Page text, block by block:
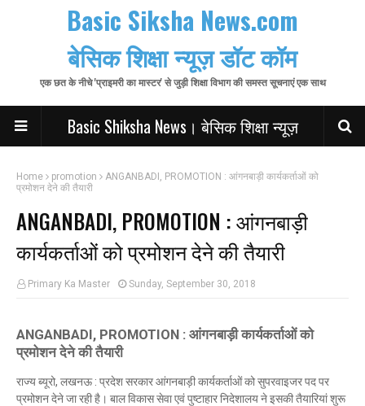
Basic Siksha News.com
बेसिक शिक्षा न्यूज़ डॉट कॉम
एक छत के नीचे 'प्राइमरी का मास्टर' से जुड़ी शिक्षा विभाग की समस्त सूचनाएं एक साथ
Basic Shiksha News। बेसिक शिक्षा न्यूज़
Home promotion
ANGANBADI, PROMOTION : आंगनबाड़ी कार्यकर्ताओं को
प्रमोशन देने की तैयारी
ANGANBADI, PROMOTION : आंगनबाड़ी
कार्यकर्ताओं को प्रमोशन देने की तैयारी
Primary Ka Master Sunday, September 30, 2018
ANGANBADI, PROMOTION : आंगनबाड़ी कार्यकर्ताओं को
प्रमोशन देने की तैयारी
राज्य ब्यूरो, लखनऊ : प्रदेश सरकार आंगनबाड़ी कार्यकर्ताओं को सुपरवाइजर पद पर
प्रमोशन देने जा रही है। बाल विकास सेवा एवं पुष्टाहार निदेशालय ने इसकी तैयारियां शुरू